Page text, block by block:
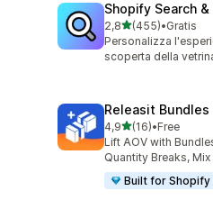
Shopify Search
2,8stelle su 5
(455)
455 recensioni totali
•Gratis
Personalizza
scoperta della
Releasit Bundles
4,9stelle su 5
(16)
16 recensioni totali
•Free
Lift AOV with
Quantity Breaks, Mix
Built for Shopify